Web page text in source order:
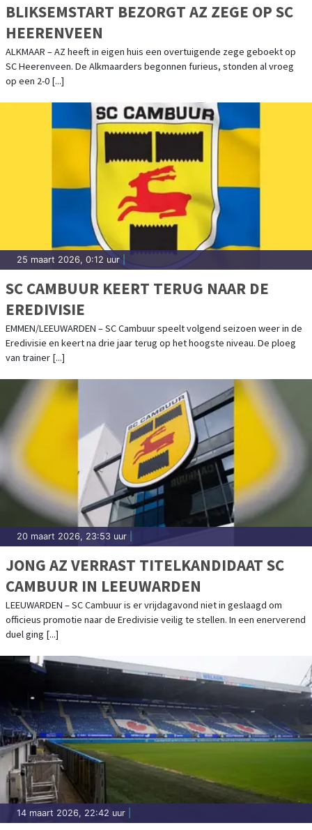
BLIKSEMSTART BEZORGT AZ ZEGE OP SC
HEERENVEEN
ALKMAAR – AZ heeft in eigen huis een overtuigende zege geboekt op
SC Heerenveen. De Alkmaarders begonnen furieus, stonden al vroeg
op een 2-0 [...]
25 maart 2026, 0:12 uur
SC CAMBUUR KEERT TERUG NAAR DE
EREDIVISIE
EMMEN/LEEUWARDEN – SC Cambuur speelt volgend seizoen weer in de
Eredivisie en keert na drie jaar terug op het hoogste niveau. De ploeg
van trainer [...]
20 maart 2026, 23:53 uur
JONG AZ VERRAST TITELKANDIDAAT SC
CAMBUUR IN LEEUWARDEN
LEEUWARDEN – SC Cambuur is er vrijdagavond niet in geslaagd om
officieus promotie naar de Eredivisie veilig te stellen. In een enerverend
duel ging [...]
14 maart 2026, 22:42 uur